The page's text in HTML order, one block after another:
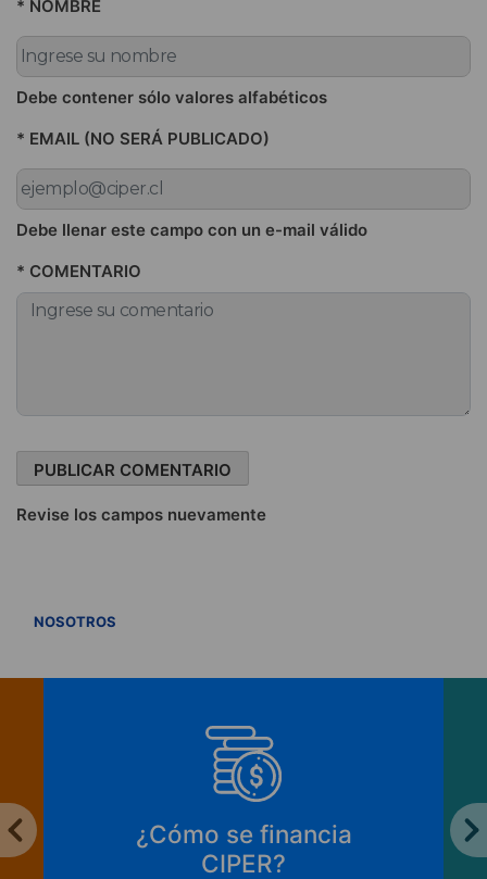
* NOMBRE
Debe contener sólo valores alfabéticos
* EMAIL (NO SERÁ PUBLICADO)
Debe llenar este campo con un e-mail válido
* COMENTARIO
Revise los campos nuevamente
NOSOTROS
¿Cómo se financia
CIPER?